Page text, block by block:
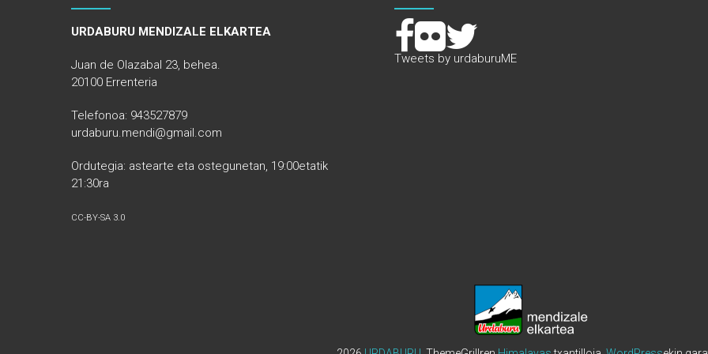
URDABURU MENDIZALE ELKARTEA
Juan de Olazabal 23, behea.
20100 Errenteria
Telefonoa: 943527879
urdaburu.mendi@gmail.com
Ordutegia: astearte eta ostegunetan, 19:00etatik
21:30ra
CC-BY-SA 3.0
Tweets by urdaburuME